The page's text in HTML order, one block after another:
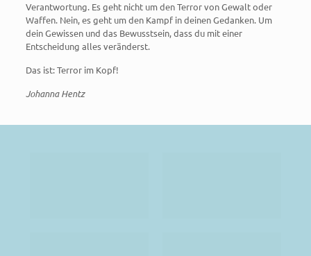
Verantwortung. Es geht nicht um den Terror von Gewalt oder
Waffen. Nein, es geht um den Kampf in deinen Gedanken. Um
dein Gewissen und das Bewusstsein, dass du mit einer
Entscheidung alles veränderst.
Das ist: Terror im Kopf!
Johanna Hentz